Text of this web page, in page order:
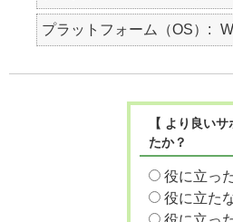
プラットフォーム（OS）
【 より良い
たか？
役に立っ
役に立た